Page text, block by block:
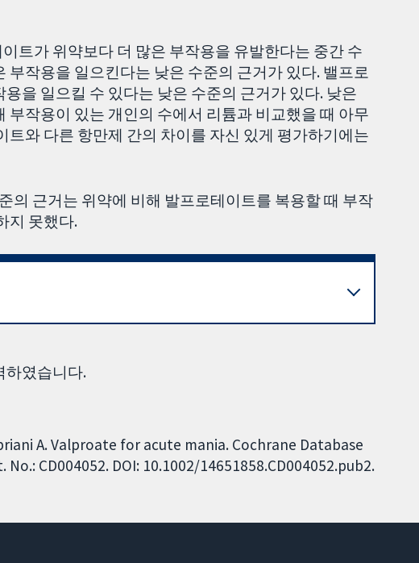
트가 위약보다 더 많은 부작용을 유발한다는 중간 수
작용을 일으킨다는 낮은 수준의 근거가 있다. 밸프로
을 일으킬 수 있다는 낮은 수준의 근거가 있다. 낮은
작용이 있는 개인의 수에서 리튬과 비교했을 때 아무
트와 다른 항만제 간의 차이를 자신 있게 평가하기에는
의 근거는 위약에 비해 발프로테이트를 복용할 때 부작
지 못했다.
하였습니다.
A. Valproate for acute mania. Cochrane Database
CD004052. DOI: 10.1002/14651858.CD004052.pub2.